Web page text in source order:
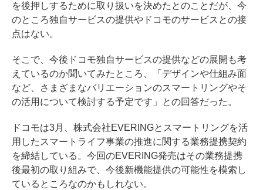
を後押しするために取り扱いを決めたとのことだが、今
のところ独自サービスの提供やドコモのサービスとの接
点はない。
そこで、今後ドコモ独自サービスの提供などの展開も考
えているのか聞いてみたところ、「デザインや仕組み面
など、さまざまなバリエーションのスマートリングやそ
の活用について検討する予定です」との回答だった。
ドコモは3月、株式会社EVERINGとスマートリングを活
用したスマートライフ事業の推進に関する業務提携契約
を締結している。今回のEVERING発売はその業務提携
後最初の取り組みで、今後新機能提供の可能性を模索し
ているところなのかもしれない。